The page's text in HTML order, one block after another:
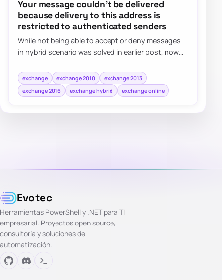
Your message couldn’t be delivered
because delivery to this address is
restricted to authenticated senders
While not being able to accept or deny messages
in hybrid scenario was solved in earlier post, now
exchange exchange 2010
exchange 2013
exchange 2016
exchange hybrid exchange online
Evotec
Herramientas PowerShell y .NET para TI
empresarial. Proyectos open source,
consultoría y soluciones de
automatización.